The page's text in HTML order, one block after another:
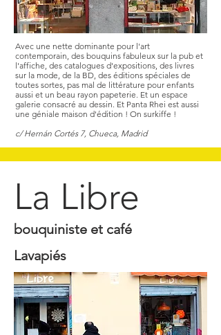
Avec une nette dominante pour l'art
contemporain, des bouquins fabuleux sur la pub et
l'affiche, des catalogues d'expositions, des livres
sur la mode, de la BD, des éditions spéciales de
toutes sortes, pas mal de littérature pour enfants
aussi et un beau rayon papeterie. Et un espace
galerie consacré au dessin. Et Panta Rhei est aussi
une géniale maison d'édition ! On surkiffe !
c/ Hernán Cortés 7, Chueca, Madrid
La Libre
bouquiniste et café
Lavapiés